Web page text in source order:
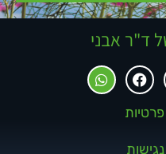
ד"ר אבני
פרטיות